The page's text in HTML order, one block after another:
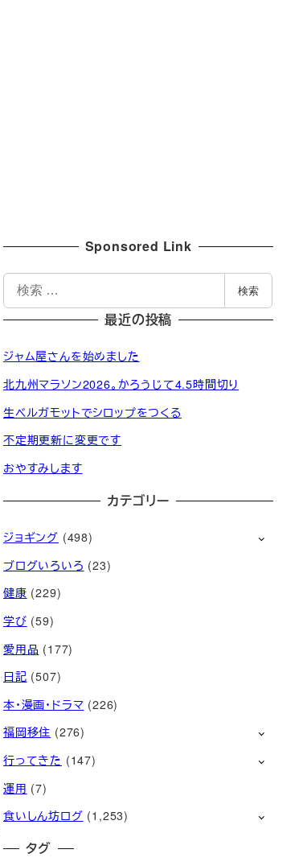
Sponsored Link
索
検索
最近の投稿
ジャム屋さんを始めました
北九州マラソン2026。かろうじて4.5時間切り
生ベルガモットでシロップをつくる
不定期更新に変更です
おやすみします
カテゴリー
ジョギング (498)
ブログいろいろ (23)
健康 (229)
学び (59)
愛用品 (177)
日記 (507)
本・漫画・ドラマ (226)
福岡移住 (276)
行ってきた (147)
運用 (7)
食いしん坊ログ (1,253)
タグ